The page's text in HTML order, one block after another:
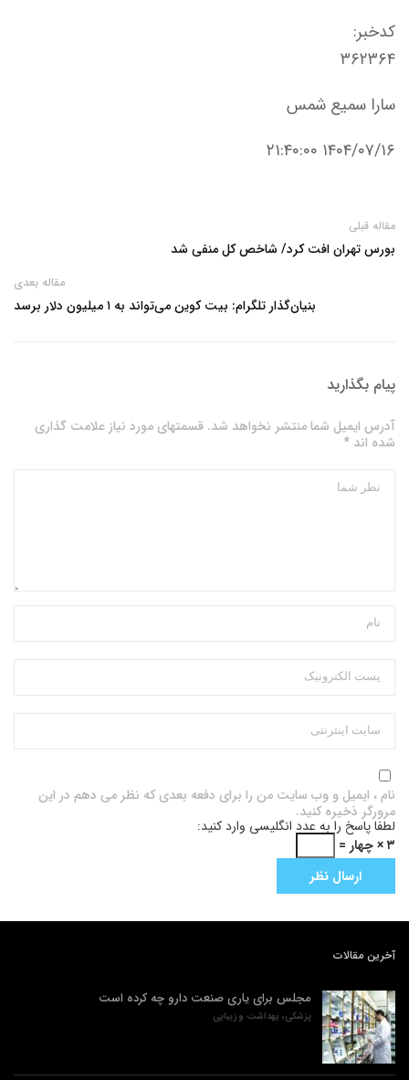
کدخبر:
۳۶۲۳۶۴
سارا سمیع شمس
۱۴۰۴/۰۷/۱۶ ۲۱:۴۰:۰۰
مقاله قبلی
بورس تهران افت کرد/ شاخص کل منفی شد
مقاله بعدی
بنیان‌گذار تلگرام: بیت‌ کوین می‌تواند به ۱ میلیون دلار برسد
پیام بگذارید
آدرس ایمیل شما منتشر نخواهد شد. قسمتهای مورد نیاز علامت گذاری
شده اند *
نام ، ایمیل و وب سایت من را برای دفعه بعدی که نظر می دهم در این
مرورگر ذخیره کنید.
لطفا پاسخ را به عدد انگلیسی وارد کنید:
۳ × چهار =
آخرین مقالات
مجلس برای یاری صنعت دارو چه کرده است
پزشکی، بهداشت و زیبایی